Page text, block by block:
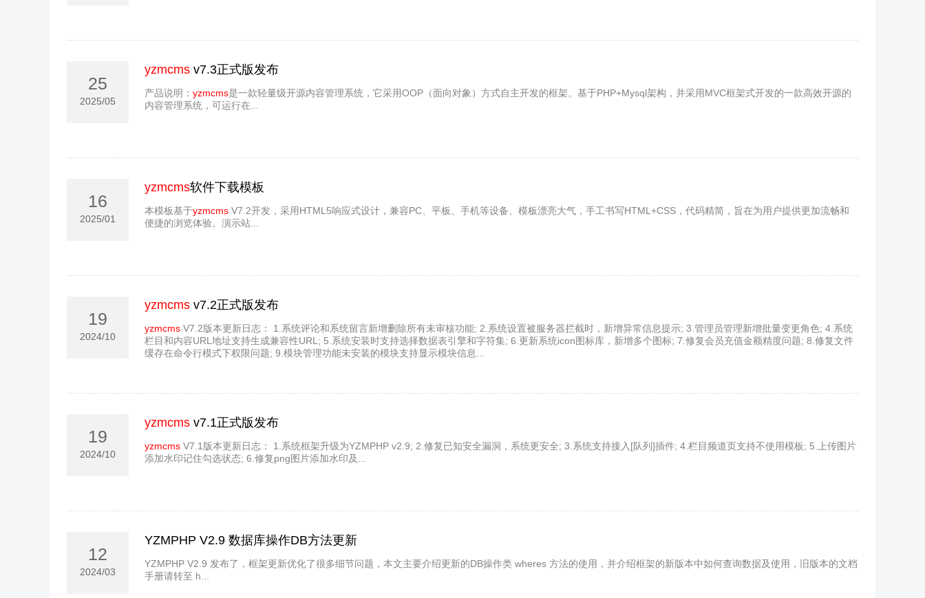
25
2025/05
yzmcms v7.3正式版发布
产品说明： yzmcms是一款轻量级开源内容管理系统，它采用OOP（面向对象）方式自主开发的框架。基于PHP+Mysql架构，并采用MVC框架式开发的一款高效开源的
内容管理系统，可运行在...
16
2025/01
yzmcms软件下载模板
本模板基于yzmcms V7.2开发，采用HTML5响应式设计，兼容PC、平板、手机等设备、模板漂亮大气，手工书写HTML+CSS，代码精简，旨在为用户提供更加流畅和
便捷的浏览体验。演示站...
19
2024/10
yzmcms v7.2正式版发布
yzmcms V7.2版本更新日志： 1.系统评论和系统留言新增删除所有未审核功能; 2.系统设置被服务器拦截时，新增异常信息提示; 3.管理员管理新增批量变更角色; 4.系统
栏目和内容URL地址支持生成兼容性URL; 5.系统安装时支持选择数据表引擎和字符集; 6.更新系统icon图标库，新增多个图标; 7.修复会员充值金额精度问题; 8.修复文件
缓存在命令行模式下权限问题; 9.模块管理功能未安装的模块支持显示模块信息...
19
2024/10
yzmcms v7.1正式版发布
yzmcms V7.1版本更新日志： 1.系统框架升级为YZMPHP v2.9; 2.修复已知安全漏洞，系统更安全; 3.系统支持接入[队列]插件; 4.栏目频道页支持不使用模板; 5.上传图片
添加水印记住勾选状态; 6.修复png图片添加水印及...
12
2024/03
YZMPHP V2.9 数据库操作DB方法更新
YZMPHP V2.9 发布了，框架更新优化了很多细节问题，本文主要介绍更新的DB操作类 wheres 方法的使用，并介绍框架的新版本中如何查询数据及使用，旧版本的文档
手册请转至 h...